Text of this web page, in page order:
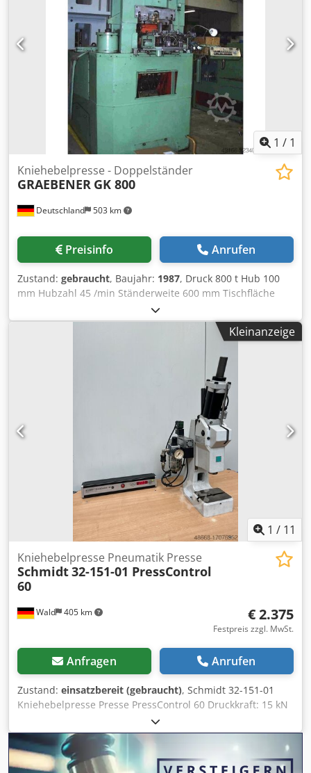
Antriebsleistung 80,0 + 5,5 kW Gewicht 47,0 t Raumbedarf
(BxTxH) 3,5 x 3,3 x 6,0 m Gewicht Schaltschrank 1,4 t
Raumbedarf Schaltschrank (BxTxH) 4,9 x 0,5 x 2,6 m
Mehrstufen-Kaltfließpresse mit Gelenkantrieb mit
stufenlos regelbarem Antrieb, hydraulischer Kupplungs-
Bremskombination (Ortlinghaus), hydraulischer
Überlastsicherung im Stößel, motorischer
Stößelverstellung, pneumatischem Ausgleichszylinder im
Pressenrahmen, Auswerfer im Tisch - kurvengesteuert (30
t / 80 mm), pneumatischer Auswerfer im Stößel (3 t, 60
mm), motorischer Zentralschmierung
1 / 1
Deutschland 503 km
Kniehebelpresse - Doppelständer
GRAEBENER GK 800
Preisinfo Anrufen
Zustand: gebraucht, Baujahr: 1987, Druck 800 t Hub 100
mm Hubzahl 45 /min Ständerweite 600 mm Tischfläche
560 x 650 mm Auswerferkraft 5 t Auswerferhub 15 mm
Stößelfläche 590 x 450 mm Antriebsleistung 22,0 kW
Gewicht 17,0 t Raumbedarf (BxTxH) 1,7 x 2,55 x 3,1 m
Nennkraftweg 1,46 mm mit Kniehebelantrieb,
Schwngradbremse, hydraulischer Kupplung mit 2. Bremse,
Pressenrahmenausbalancierung, 1-fachem Auswerfer im
Tisch, selbstüberwachender Steuerung Dcodozl E Saepfx
Kleinanzeige
1 / 11
Wald 405 km
Kniehebelpresse Pneumatik Presse
Schmidt32-151-01 PressControl
60
€ 2.375
Festpreis zzgl. MwSt.
Anfragen Anrufen
Zustand: einsatzbereit (gebraucht), Schmidt 32-151-01
Kniehebelpresse Presse PressControl 60 Druckkraft: 15 kN
Hub: 40mm Nachlaufzeit: 0,07 sec Nachlaufweg: 15mm
PressControl 60 Zweihandbedinung Sie können gerne zu
einer Besichtigung vorbeikommen. Gerne können wir für
Sie eine Kostengünstige Spedition organisieren! Sie